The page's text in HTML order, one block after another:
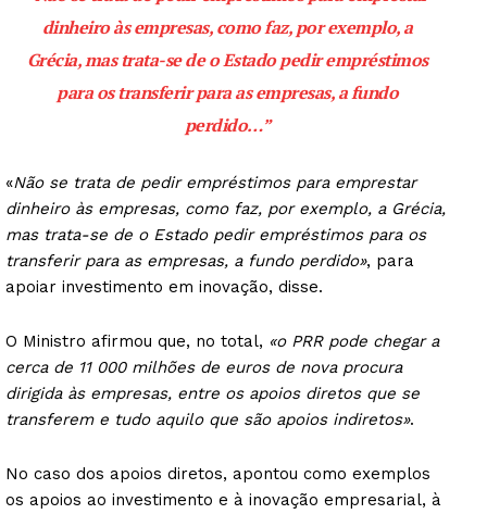
dinheiro às empresas, como faz, por exemplo, a
Grécia, mas trata-se de o Estado pedir empréstimos
para os transferir para as empresas, a fundo
perdido…”
«Não se trata de pedir empréstimos para emprestar
dinheiro às empresas, como faz, por exemplo, a Grécia,
mas trata-se de o Estado pedir empréstimos para os
transferir para as empresas, a fundo perdido», para
apoiar investimento em inovação, disse.
O Ministro afirmou que, no total, «o PRR pode chegar a
cerca de 11 000 milhões de euros de nova procura
dirigida às empresas, entre os apoios diretos que se
transferem e tudo aquilo que são apoios indiretos».
No caso dos apoios diretos, apontou como exemplos
os apoios ao investimento e à inovação empresarial, à